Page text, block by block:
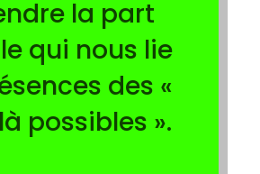
la part
qui nous lie
des «
possibles ».